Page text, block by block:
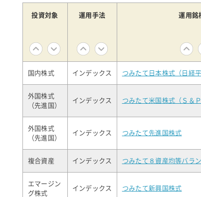
投資対象 運用手法 運用銘
国内株式 インデックス つみたて日本株式（日経平
外国株式
（先進国）
インデックス つみたて米国株式（Ｓ＆Ｐ
外国株式
（先進国）
インデックス つみたて先進国株式
複合資産 インデックス つみたて８資産均等バラ
エマージン
グ株式
インデックス つみたて新興国株式